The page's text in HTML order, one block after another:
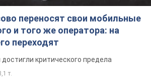
переносят свои мобильные
и того же оператора: на
переходят
критического предела
т.